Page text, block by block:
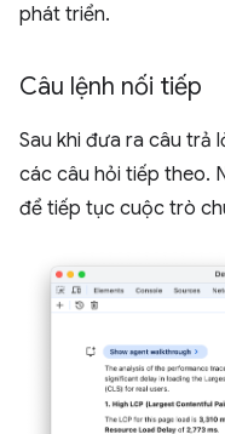
phát triển.
Câu lệnh nối tiếp
Sau khi đưa ra câu trả
các câu hỏi tiếp theo.
để tiếp tục cuộc trò